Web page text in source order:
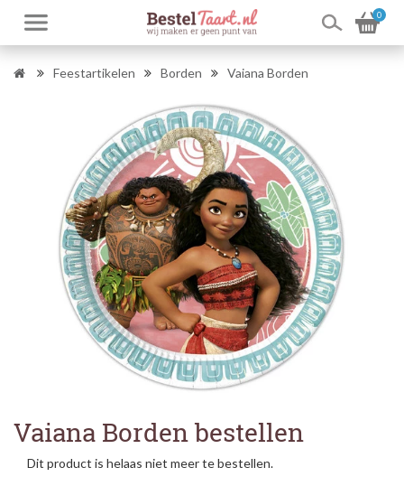
0
Feestartikelen Borden Vaiana Borden
Vaiana Borden bestellen
Dit product is helaas niet meer te bestellen.